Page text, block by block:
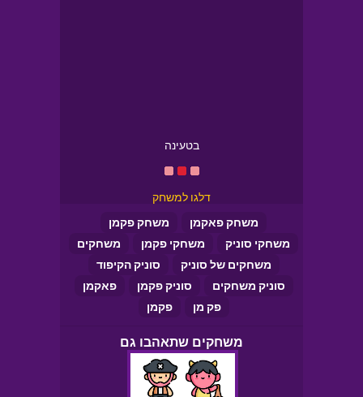
בטעינה
דלגו למשחק
משחק פאקמן
משחק פקמן
משחקי סוניק
משחקי פקמן
משחקים
משחקים של סוניק
סוניק הקיפוד
סוניק משחקים
סוניק פקמן
פאקמן
פק מן
פקמן
משחקים שתאהבו גם